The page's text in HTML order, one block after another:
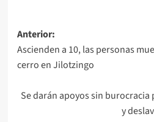
Anterior:
Ascienden a 10, las personas
cerro en Jilotzingo
Se darán apoyos sin
y